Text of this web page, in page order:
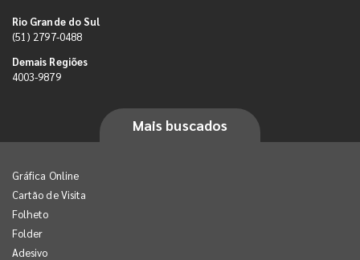
Rio Grande do Sul
(51) 2797-0488
Demais Regiões
4003-9879
Mais buscados
Gráfica Online
Cartão de Visita
Folheto
Folder
Adesivo